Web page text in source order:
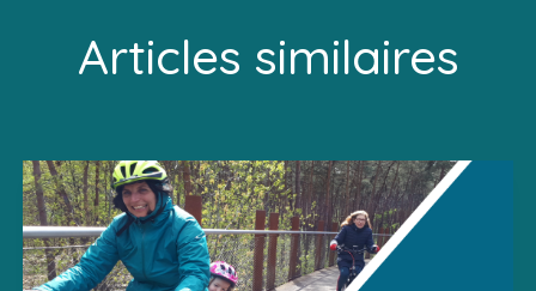
Articles similaires